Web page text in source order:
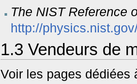
The NIST Reference
http://
1.3 Vendeurs de
Voir les pages dédiées